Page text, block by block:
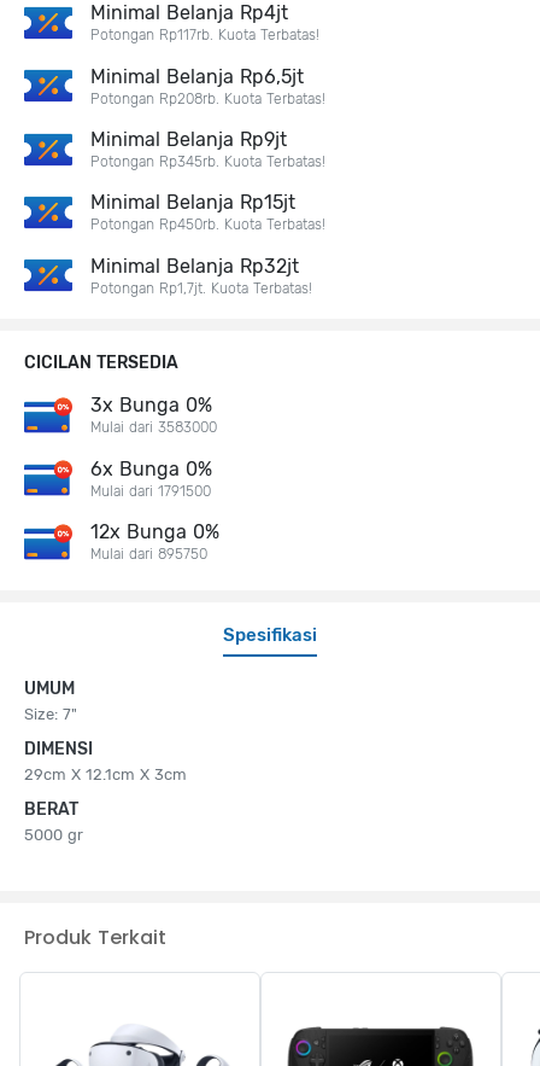
Spesifikasi
UMUM
Size: 7"
DIMENSI
29cm X 12.1cm X 3cm
BERAT
5000 gr
Minimal Belanja Rp4jt
Potongan Rp117rb. Kuota Terbatas!
Minimal Belanja Rp6,5jt
Potongan Rp208rb. Kuota Terbatas!
Minimal Belanja Rp9jt
Potongan Rp345rb. Kuota Terbatas!
Minimal Belanja Rp15jt
Potongan Rp450rb. Kuota Terbatas!
Minimal Belanja Rp32jt
Potongan Rp1,7jt. Kuota Terbatas!
CICILAN TERSEDIA
3x Bunga 0%
Mulai dari 3583000
6x Bunga 0%
Mulai dari 1791500
12x Bunga 0%
Mulai dari 895750
Produk Terkait